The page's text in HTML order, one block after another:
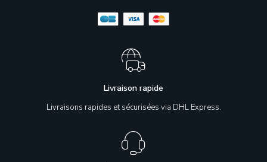
Livraison rapide
Livraisons rapides et sécurisées via DHL Express.